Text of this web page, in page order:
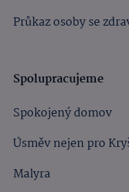
Průkaz osoby se
Spolupracujeme
Spokojený domov
Úsměv nejen pro
Malyra